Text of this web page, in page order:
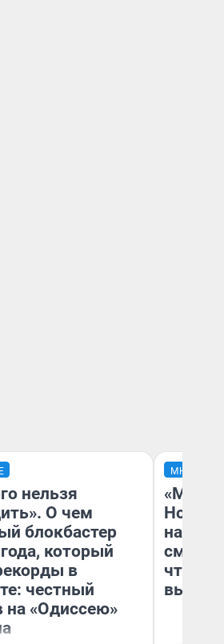
нельзя
О чем
блокбастер
который
в
честный
на «Одиссею»
МНЕНИЕ
«Мы
чтобы